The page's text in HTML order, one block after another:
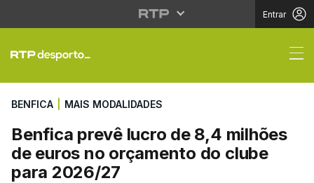
Entrar
Benfica prevê lucro
BENFICA MAIS MODALIDADES
Benfica prevê lucro de 8,4 milhões
de euros no orçamento do clube
para 2026/27